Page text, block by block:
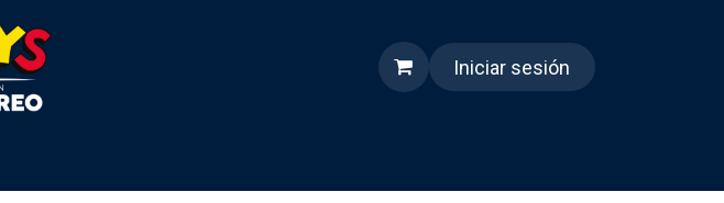
Iniciar sesión